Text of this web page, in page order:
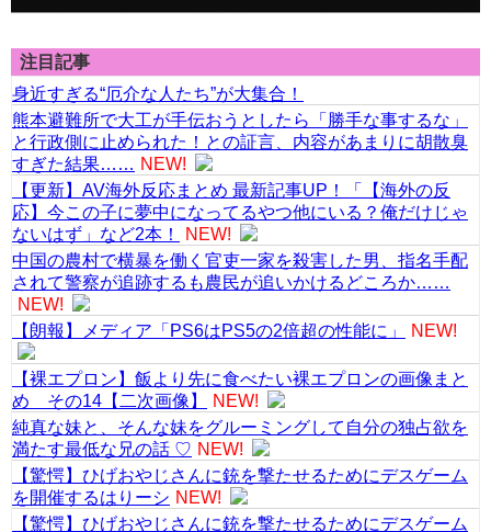
注目記事
身近すぎる“厄介な人たち”が大集合！
熊本避難所で大工が手伝おうとしたら「勝手な事するな」
と行政側に止められた！との証言、内容があまりに胡散臭
すぎた結果…… NEW!
【更新】AV海外反応まとめ 最新記事UP！「【海外の反
応】今この子に夢中になってるやつ他にいる？俺だけじゃ
ないはず」など2本！
NEW!
中国の農村で横暴を働く官吏一家を殺害した男、指名手配
されて警察が追跡するも農民が追いかけるどころか……
NEW!
【朗報】メディア「PS6はPS5の2倍超の性能に」
NEW!
【裸エプロン】飯より先に食べたい裸エプロンの画像まと
め その14【二次画像】
NEW!
純真な妹と、そんな妹をグルーミングして自分の独占欲を
満たす最低な兄の話 ♡ NEW!
【驚愕】ひげおやじさんに銃を撃たせるためにデスゲーム
を開催するはりーシ NEW!
【驚愕】ひげおやじさんに銃を撃たせるためにデスゲーム